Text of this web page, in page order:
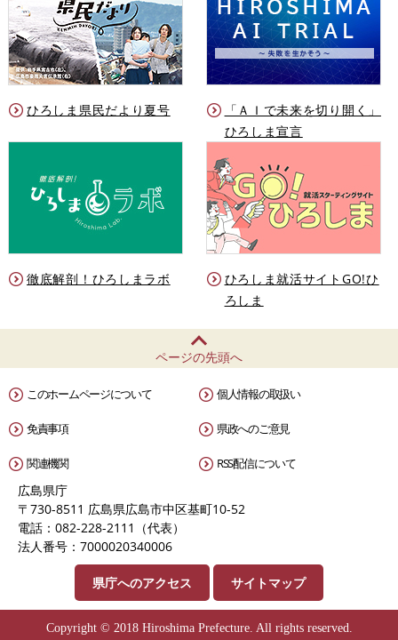
ひろしま県民だより夏号
「ＡＩで未来を切り開く」
ひろしま宣言
徹底解剖！ひろしまラボ
ひろしま就活サイトGO!ひ
ろしま
ページの先頭へ
このホームページについて 個人情報の取扱い
免責事項 県政へのご意見
関連機関 RSS配信について
広島県庁
〒730-8511 広島県広島市中区基町10-52
電話：082-228-2111（代表）
法人番号：7000020340006
県庁へのアクセス サイトマップ
Copyright © 2018 Hiroshima Prefecture. All rights reserved.